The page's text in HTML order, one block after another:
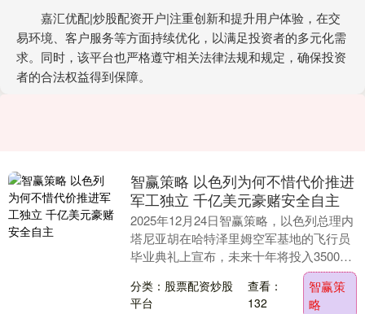
嘉汇优配|炒股配资开户|注重创新和提升用户体验，在交
易环境、客户服务等方面持续优化，以满足投资者的多元化需
求。同时，该平台也严格遵守相关法律法规和规定，确保投资
者的合法权益得到保障。
智赢策略 以色列为何不惜代价推进
军工独立 千亿美元豪赌安全自主
2025年12月24日智赢策略，以色列总理内
塔尼亚胡在哈特泽里姆空军基地的飞行员
毕业典礼上宣布，未来十年将投入3500亿
新谢克尔（约合1080亿美元）建设独立
军....
分类：股票配资炒股
平台
查看：
132
智赢策
略